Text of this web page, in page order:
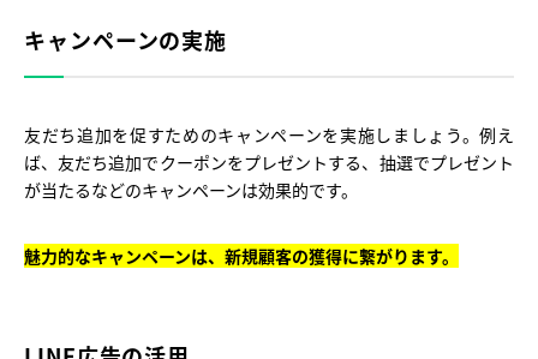
キャンペーンの実施
友だち追加を促すためのキャンペーンを実施しましょう。例え
ば、友だち追加でクーポンをプレゼントする、抽選でプレゼント
が当たるなどのキャンペーンは効果的です。
魅力的なキャンペーンは、新規顧客の獲得に繋がります。